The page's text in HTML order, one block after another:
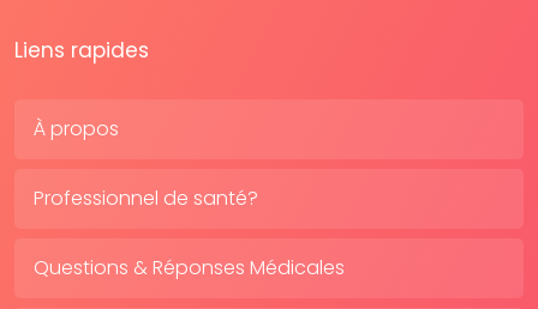
Liens rapides
À propos
Professionnel de santé?
Questions & Réponses Médicales